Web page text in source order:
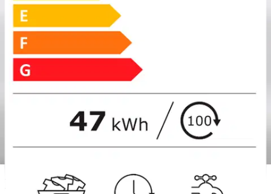
Verkkokaupan hinta
Energialuokka
Valitse toimitustapa
Ilmainen toimitus yli 100 €:n tilauksille
palvelupisteeseen!